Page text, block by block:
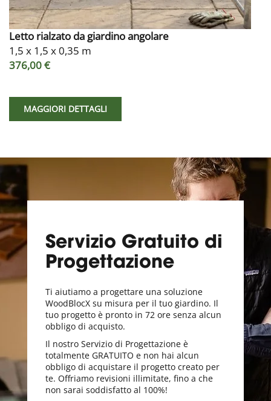
Letto rialzato da giardino angolare
1,5 x 1,5 x 0,35 m
376,00 €
MAGGIORI DETTAGLI
Servizio Gratuito di
Progettazione
Ti aiutiamo a progettare una soluzione
WoodBlocX su misura per il tuo giardino. Il
tuo progetto è pronto in 72 ore senza alcun
obbligo di acquisto.
Il nostro Servizio di Progettazione è
totalmente GRATUITO e non hai alcun
obbligo di acquistare il progetto creato per
te. Offriamo revisioni illimitate, fino a che
non sarai soddisfatto al 100%!